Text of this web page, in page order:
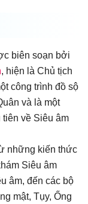
biên soạn bởi
, hiện là Chủ tịch
công trình đồ sộ
và là một
về Siêu âm
những kiến thức
Siêu âm
âm, đến các bộ
mật, Tụy, Ống